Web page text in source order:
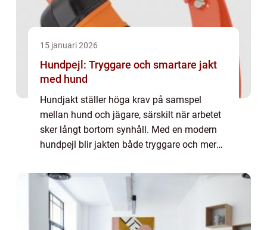
15 januari 2026
Hundpejl: Tryggare och smartare jakt
med hund
Hundjakt ställer höga krav på samspel
mellan hund och jägare, särskilt när arbetet
sker långt bortom synhåll. Med en modern
hundpejl blir jakten både tryggare och mer